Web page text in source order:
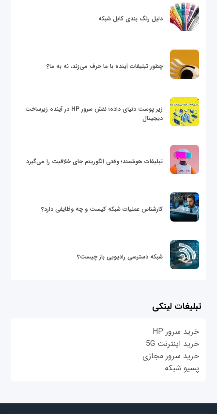
دلیل رنگ بندی کابل شبکه
چطور تبلیغات آینده با ما حرف می‌زند، نه به ما؟
زیر پوست دنیای داده؛ نقش سرور HP در آینده زیرساخت
دیجیتال
تبلیغات هوشمند؛ وقتی الگوریتم جای خلاقیت را می‌گیرد
کارشناس عملیات شبکه کیست و چه وظایفی دارد؟
شبکه دسترسی رادیویی باز چیست؟
تبلیغات لینکی
خرید سرور HP
خرید اینترنت 5G
خرید سرور مجازی
پسیو شبکه